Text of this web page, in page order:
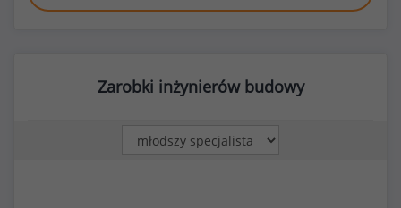
Zarobki inżynierów budowy